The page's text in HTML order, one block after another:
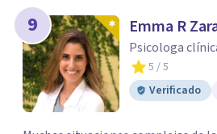
9 Emma R
Psicologa
5 / 5
Verificado